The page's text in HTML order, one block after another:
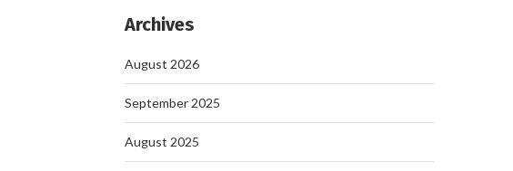
Archives
August 2026
September 2025
August 2025